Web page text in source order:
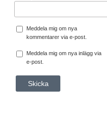
Meddela mig om nya
kommentarer via e-post.
Meddela mig om nya inlägg via
e-post.